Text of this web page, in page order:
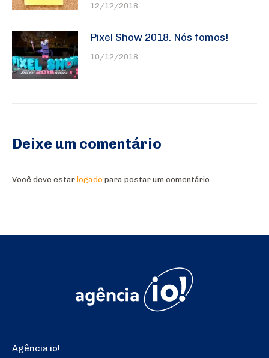
12/12/2018
Pixel Show 2018. Nós fomos!
10/12/2018
Deixe um comentário
Você deve estar logado para postar um comentário.
Agência io!